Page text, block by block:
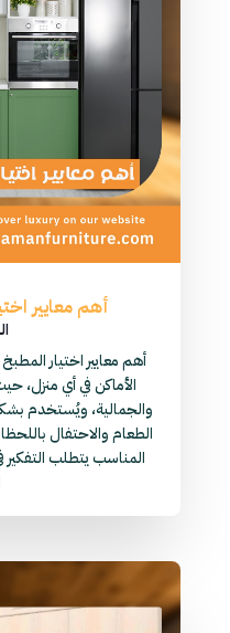
أهم معايير
أهم معايير اختيار
الأماكن في أي منزل،
والجمالية، ويُستخدم
الطعام والاحتفال
المناسب يتطلب التفكير